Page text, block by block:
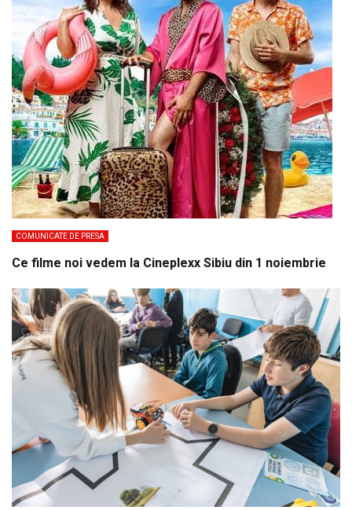
COMUNICATE DE PRESA
Ce filme noi vedem la Cineplexx Sibiu din 1 noiembrie